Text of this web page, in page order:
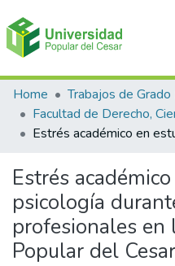
Communities & Collections
All of DSpace
Home
Estrés
psicología
profesionales en
Popular del Cesar